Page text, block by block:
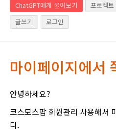
ChatGPT에게 물어보기 프로젝트
글쓰기
로그인
마이페이지에서
안녕하세요?
코스모스팜 회원관리 사용해서
다.